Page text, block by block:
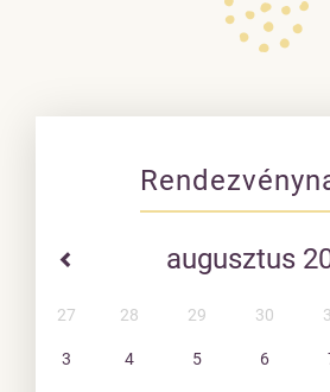
augusztus
27 28 29 30
3 4 5 6